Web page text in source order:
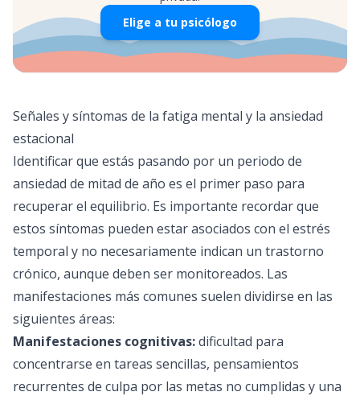
Elige a tu psicólogo
Señales y síntomas de la fatiga mental y la ansiedad
estacional
Identificar que estás pasando por un periodo de
ansiedad de mitad de año es el primer paso para
recuperar el equilibrio. Es importante recordar que
estos síntomas pueden estar asociados con el estrés
temporal y no necesariamente indican un trastorno
crónico, aunque deben ser monitoreados. Las
manifestaciones más comunes suelen dividirse en las
siguientes áreas:
Manifestaciones cognitivas:dificultad para
concentrarse en tareas sencillas, pensamientos
recurrentes de culpa por las metas no cumplidas y una